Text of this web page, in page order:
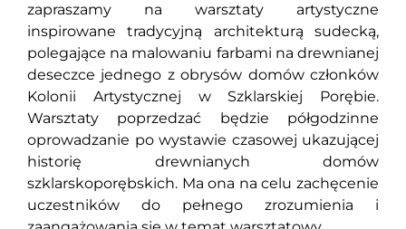
zapraszamy na warsztaty artystyczne
inspirowane tradycyjną architekturą sudecką,
polegające na malowaniu farbami na drewnianej
deseczce jednego z obrysów domów członków
Kolonii Artystycznej w Szklarskiej Porębie.
Warsztaty poprzedzać będzie półgodzinne
oprowadzanie po wystawie czasowej ukazującej
historię drewnianych domów
szklarskoporębskich. Ma ona na celu zachęcenie
uczestników do pełnego zrozumienia i